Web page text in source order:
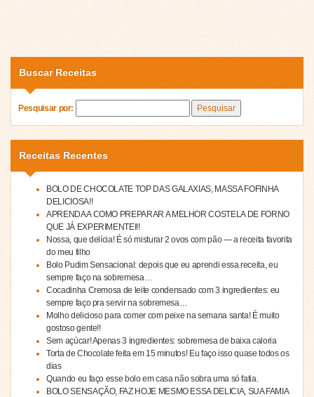
Buscar Receitas
Pesquisar por:
Receitas Recentes
BOLO DE CHOCOLATE TOP DAS GALAXIAS, MASSA FOFINHA
DELICIOSA!!
APRENDA A COMO PREPARAR A MELHOR COSTELA DE FORNO
QUE JÁ EXPERIMENTEI!!
Nossa, que delícia! É só misturar 2 ovos com pão — a receita favorita
do meu filho
Bolo Pudim Sensacional: depois que eu aprendi essa receita, eu
sempre faço na sobremesa…
Cocadinha Cremosa de leite condensado com 3 ingredientes: eu
sempre faço pra servir na sobremesa…
Molho delicioso para comer com peixe na semana santa! É muito
gostoso gente!!
Sem açúcar! Apenas 3 ingredientes: sobremesa de baixa caloria
Torta de Chocolate feita em 15 minutos! Eu faço isso quase todos os
dias
Quando eu faço esse bolo em casa não sobra uma só fatia.
BOLO SENSAÇÃO, FAZ HOJE MESMO ESSA DELICIA, SUA FAMIA